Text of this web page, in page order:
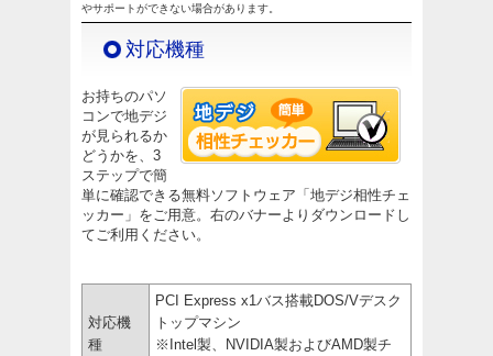
やサポートができない場合があります。
対応機種
お持ちのパソ
コンで地デジ
が見られるか
どうかを、3
ステップで簡
単に確認できる無料ソフトウェア「地デジ相性チェ
ッカー」をご用意。右のバナーよりダウンロードし
てご利用ください。
対応機
種
PCI Express x1バス搭載DOS/Vデスク
トップマシン
※Intel製、NVIDIA製およびAMD製チ